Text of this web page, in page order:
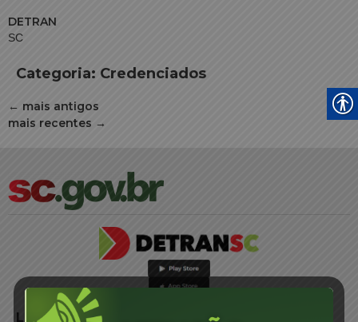
DETRAN
SC
Categoria: Credenciados
← mais antigos
mais recentes →
LINKS EXTERNOS